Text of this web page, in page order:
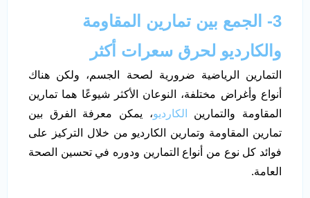
3- الجمع بين تمارين المقاومة
والكارديو لحرق سعرات أكثر
التمارين الرياضية ضرورية لصحة الجسم، ولكن هناك
أنواع وأغراض مختلفة، النوعان الأكثر شيوعًا هما تمارين
المقاومة والتمارين
الكارديو، يمكن معرفة الفرق بين
تمارين المقاومة وتمارين الكارديو من خلال التركيز على
فوائد كل نوع من أنواع التمارين ودوره في تحسين الصحة
العامة.